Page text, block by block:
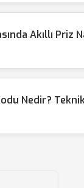
Akıllı Priz
Nedir?